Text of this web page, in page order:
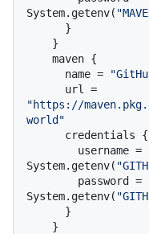
System.getenv(
      name =
"https://
world"
System.getenv(
System.getenv(